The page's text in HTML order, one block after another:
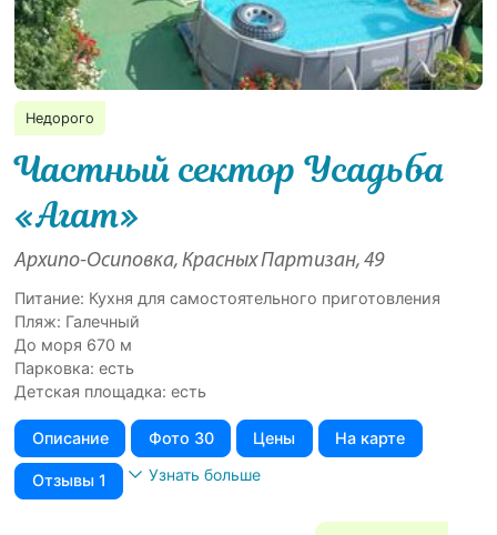
Недорого
Частный сектор Усадьба
«Агат»
Архипо-Осиповка, Красных Партизан, 49
Питание: Кухня для самостоятельного приготовления
Пляж: Галечный
До моря 670 м
Парковка: есть
Детская площадка: есть
Описание Фото 30 Цены На карте
Отзывы 1 Узнать больше